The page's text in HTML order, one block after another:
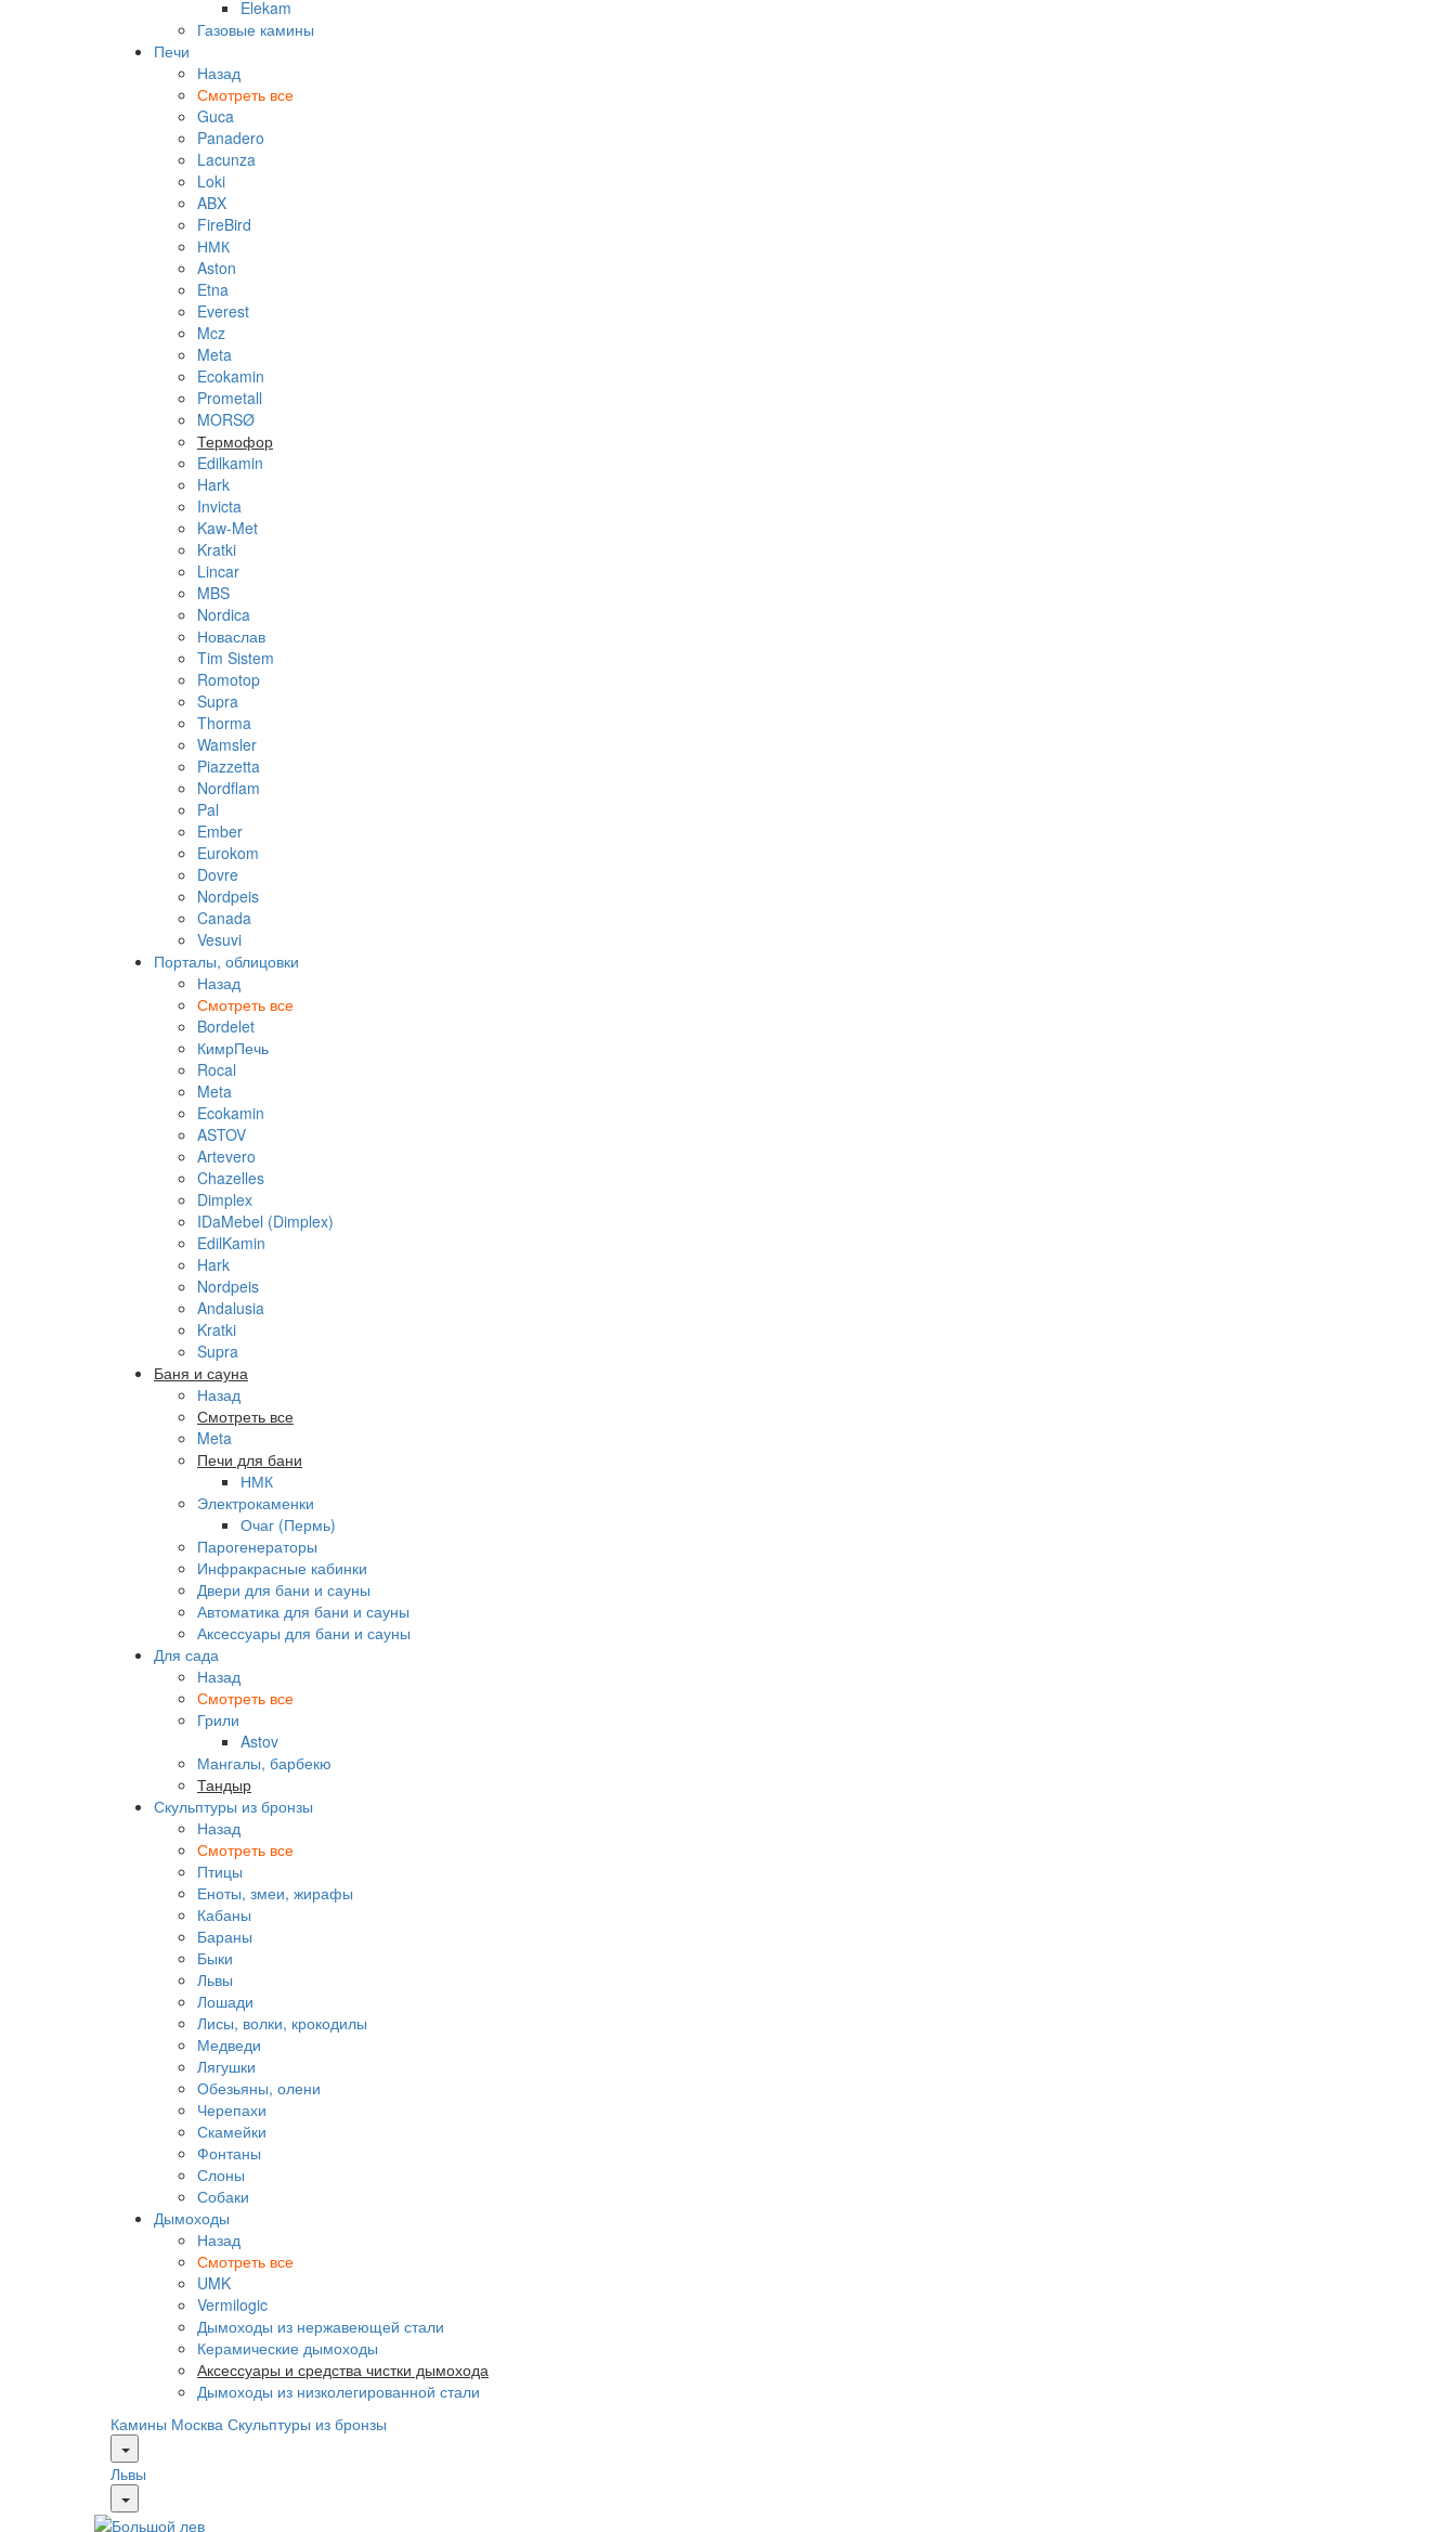
Elekam
Газовые камины
Печи
Назад
Смотреть все
Guca
Panadero
Lacunza
Loki
ABX
FireBird
НМК
Aston
Etna
Everest
Mcz
Meta
Ecokamin
Prometall
MORSØ
Термофор
Edilkamin
Hark
Invicta
Kaw-Met
Kratki
Lincar
MBS
Nordica
Новаслав
Tim Sistem
Romotop
Supra
Thorma
Wamsler
Piazzetta
Nordflam
Pal
Ember
Eurokom
Dovre
Nordpeis
Canada
Vesuvi
Порталы, облицовки
Назад
Смотреть все
Bordelet
КимрПечь
Rocal
Meta
Ecokamin
ASTOV
Artevero
Chazelles
Dimplex
IDaMebel (Dimplex)
EdilKamin
Hark
Nordpeis
Andalusia
Kratki
Supra
Баня и сауна
Назад
Смотреть все
Meta
Печи для бани
НМК
Электрокаменки
Очаг (Пермь)
Парогенераторы
Инфракрасные кабинки
Двери для бани и сауны
Автоматика для бани и сауны
Аксессуары для бани и сауны
Для сада
Назад
Смотреть все
Грили
Astov
Мангалы, барбекю
Тандыр
Скульптуры из бронзы
Назад
Смотреть все
Птицы
Еноты, змеи, жирафы
Кабаны
Бараны
Быки
Львы
Лошади
Лисы, волки, крокодилы
Медведи
Лягушки
Обезьяны, олени
Черепахи
Скамейки
Фонтаны
Слоны
Собаки
Дымоходы
Назад
Смотреть все
UMK
Vermilogic
Дымоходы из нержавеющей стали
Керамические дымоходы
Аксессуары и средства чистки дымохода
Дымоходы из низколегированной стали
Камины Москва Скульптуры из бронзы
Львы